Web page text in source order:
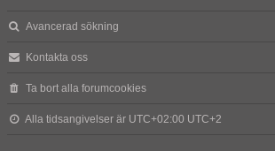
Avancerad sökning
Kontakta oss
Ta bort alla forumcookies
Alla tidsangivelser är UTC+02:00 UTC+2